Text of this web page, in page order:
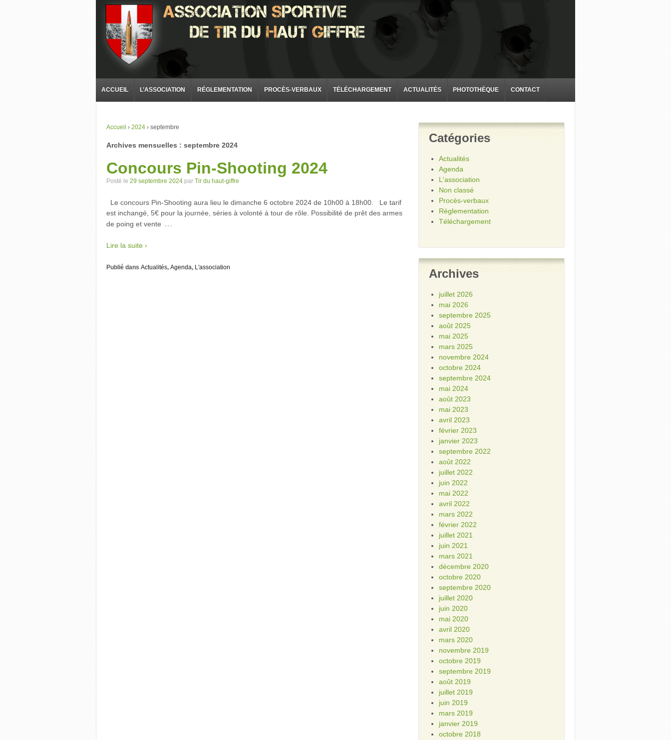
ACCUEIL L’ASSOCIATION RÉGLEMENTATION PROCÈS-VERBAUX TÉLÉCHARGEMENT ACTUALITÉS PHOTOTHÈQUE CONTACT
Accueil › 2024 › septembre
Archives mensuelles : septembre 2024
Concours Pin-Shooting 2024
Posté le 29 septembre 2024 par Tir du haut-giffre
Le concours Pin-Shooting aura lieu le dimanche 6 octobre 2024 de 10h00 à 18h00. Le tarif
est inchangé, 5€ pour la journée, séries à volonté à tour de rôle. Possibilité de prêt des armes
de poing et vente …
Lire la suite ›
Publié dans Actualités, Agenda, L'association
Catégories
Actualités
Agenda
L'association
Non classé
Procès-verbaux
Réglementation
Téléchargement
Archives
juillet 2026
mai 2026
septembre 2025
août 2025
mai 2025
mars 2025
novembre 2024
octobre 2024
septembre 2024
mai 2024
août 2023
mai 2023
avril 2023
février 2023
janvier 2023
septembre 2022
août 2022
juillet 2022
juin 2022
mai 2022
avril 2022
mars 2022
février 2022
juillet 2021
juin 2021
mars 2021
décembre 2020
octobre 2020
septembre 2020
juillet 2020
juin 2020
mai 2020
avril 2020
mars 2020
novembre 2019
octobre 2019
septembre 2019
août 2019
juillet 2019
juin 2019
mars 2019
janvier 2019
octobre 2018